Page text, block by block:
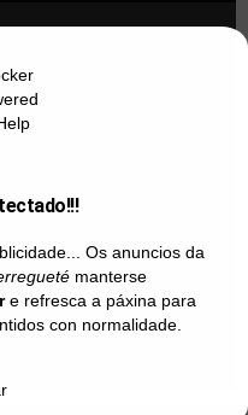
Os anuncios da
manterse
e refresca a páxina para
con normalidade.